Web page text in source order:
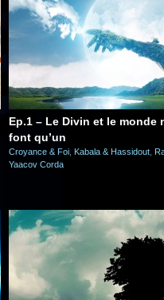
Ep.1 – Le Divin et le monde
font qu’un
Croyance & Foi Kabala & Hassidout
Yaacov Corda